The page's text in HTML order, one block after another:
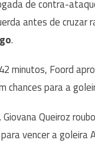
de contra-
antes de cruzar
.
minutos, Foord
chances para a
Queiroz
vencer a goleira